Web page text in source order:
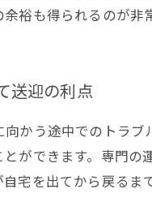
裕も得られるのが非
送迎の利点
かう途中でのトラ
ができます。専門
宅を出てから戻る